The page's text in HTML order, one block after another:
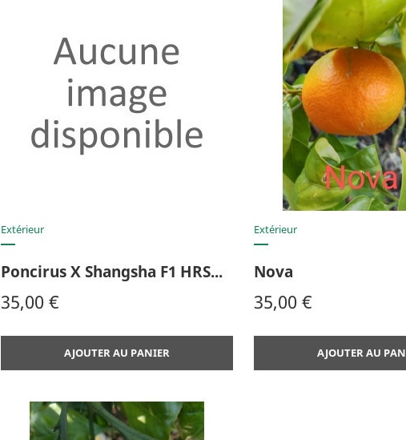
Extérieur
Poncirus X Shangsha F1 HRS...
Prix
35,00 €
AJOUTER AU PANIER
Extérieur
Nova
Prix
35,00 €
AJOUTER AU